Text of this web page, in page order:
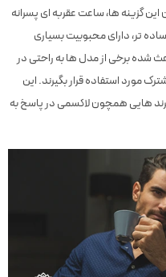
این گزینه ها، ساعت عقربه ای پسرانه
تر، دارای محبوبیت بسیاری
شده برخی از مدل ها به راحتی در
مورد استفاده قرار بگیرند. این
هایی همچون لاکسمی در پاسخ به